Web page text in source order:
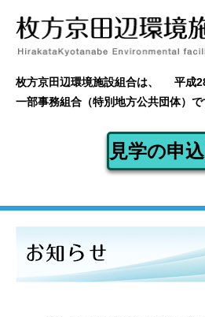
枚方京田辺環境施設組合は、
平成28
一部事務組合（特別地方公共団体）で
見学の申